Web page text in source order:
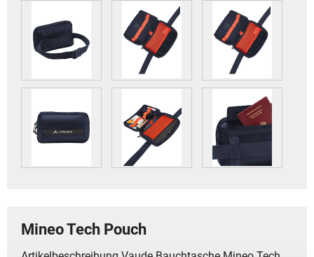
Mineo Tech Pouch